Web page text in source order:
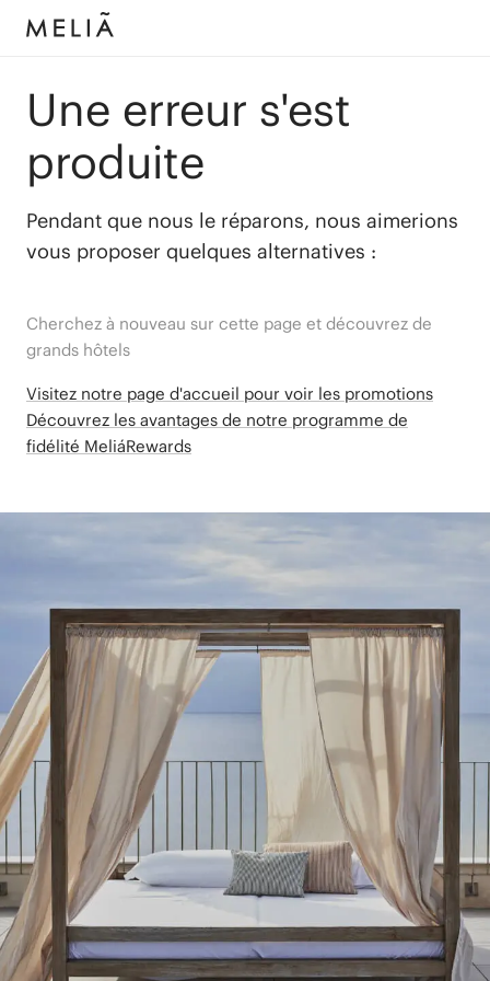
Une erreur s'est
produite
Pendant que nous le réparons, nous aimerions
vous proposer quelques alternatives :
Cherchez à nouveau sur cette page et découvrez de
grands hôtels
Visitez notre page d'accueil pour voir les promotions
Découvrez les avantages de notre programme de
fidélité MeliáRewards